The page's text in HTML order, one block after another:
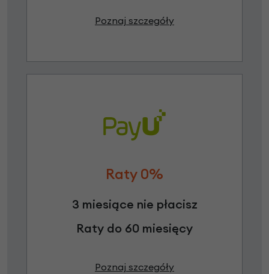
Poznaj szczegóły
Raty 0%
3 miesiące nie płacisz
Raty do 60 miesięcy
Poznaj szczegóły